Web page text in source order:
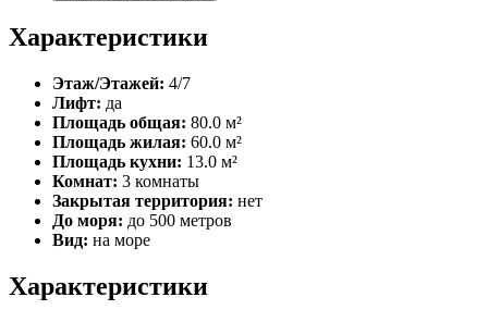
Характеристики
Этаж/Этажей: 4/7
Лифт: да
Площадь общая: 80.0 м²
Площадь жилая: 60.0 м²
Площадь кухни: 13.0 м²
Комнат: 3 комнаты
Закрытая территория: нет
До моря: до 500 метров
Вид: на море
Характеристики